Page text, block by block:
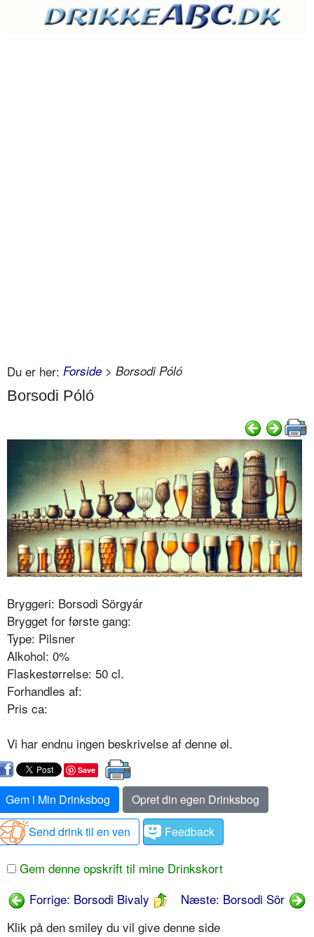
Du er her: Forside > Borsodi Póló
Borsodi Póló
Bryggeri: Borsodi Sörgyár
Brygget for første gang:
Type: Pilsner
Alkohol: 0%
Flaskestørrelse: 50 cl.
Forhandles af:
Pris ca:
Vi har endnu ingen beskrivelse af denne øl.
Save
Gem i Min Drinksbog
Opret din egen Drinksbog
Send drink til en ven
Feedback
Gem denne opskrift til mine Drinkskort
Forrige: Borsodi Bivaly
Næste: Borsodi Sör
Klik på den smiley du vil give denne side